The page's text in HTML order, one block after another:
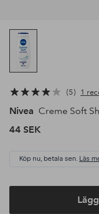
5 1
Nivea Creme Soft
44 SEK
Köp nu, betala sen. Läs